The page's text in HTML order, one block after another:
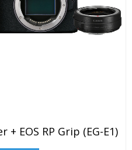
+ EOS RP Grip (EG-E1)